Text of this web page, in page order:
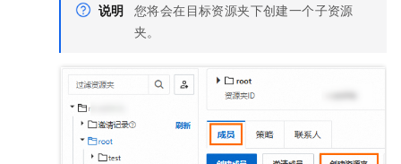
说明 您将会在目标资源夹下创建一个子资源
夹。